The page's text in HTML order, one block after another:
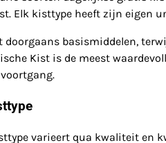
Elk kisttype heeft zijn eigen
doorgaans basismiddelen,
Kist is de meest
varieert qua kwaliteit en